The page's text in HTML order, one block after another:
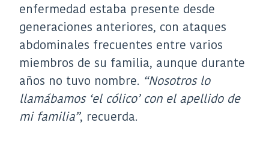
enfermedad estaba presente desde
generaciones anteriores, con ataques
abdominales frecuentes entre varios
miembros de su familia, aunque durante
años no tuvo nombre. “Nosotros lo
llamábamos ‘el cólico’ con el apellido de
mi familia”, recuerda.